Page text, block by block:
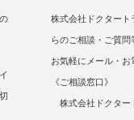
株式会社ドクタート
らのご相談・ご質問
お気軽にメール・お
《ご相談窓口》
株式会社ドクタ